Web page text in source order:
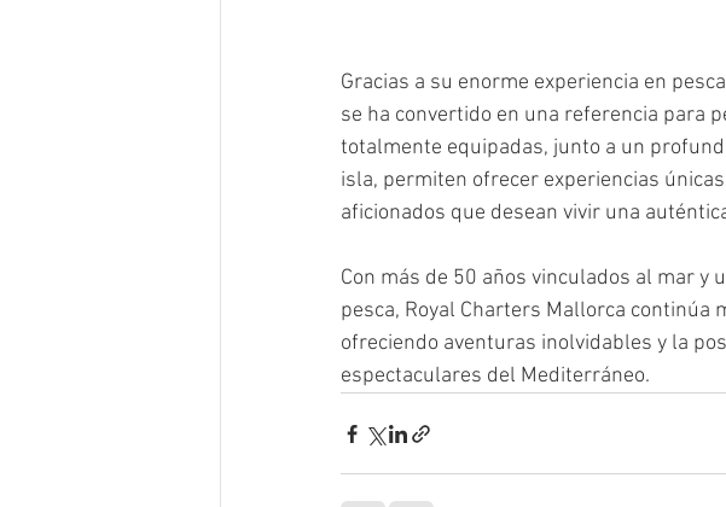
Gracias a su enorme experiencia en
se ha convertido en una referencia para
totalmente equipadas, junto a un
isla, permiten ofrecer experiencias
aficionados que desean vivir una
Con más de 50 años vinculados al mar y
pesca, Royal Charters Mallorca continúa
ofreciendo aventuras inolvidables y la
espectaculares del Mediterráneo.